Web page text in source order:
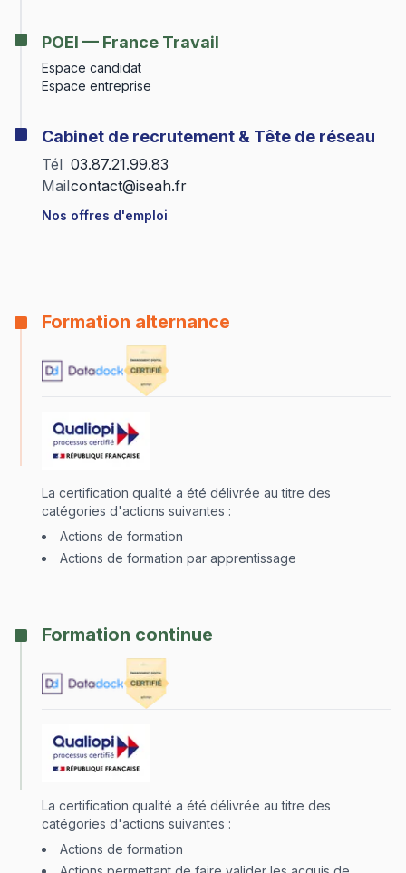
POEI — France Travail
Espace candidat
Espace entreprise
Cabinet de recrutement & Tête de réseau
Tél 03.87.21.99.83
Mailcontact@iseah.fr
Nos offres d'emploi
Formation alternance
La certification qualité a été délivrée au titre des
catégories d'actions suivantes :
Actions de formation
Actions de formation par apprentissage
Formation continue
La certification qualité a été délivrée au titre des
catégories d'actions suivantes :
Actions de formation